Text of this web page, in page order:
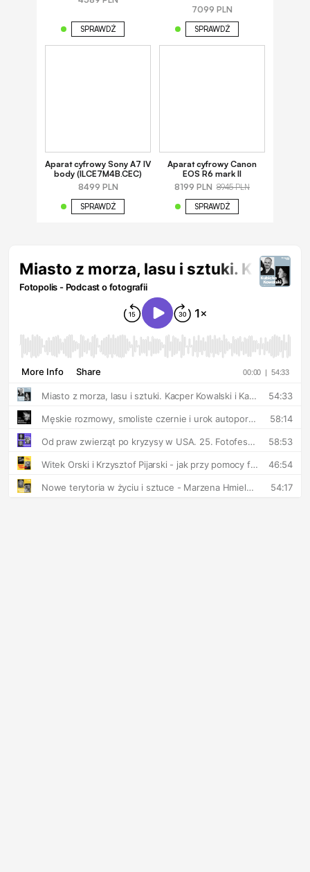
SPRAWDŹ
7099 PLN
SPRAWDŹ
Aparat cyfrowy Sony A7 IV
body (ILCE7M4B.CEC)
8499 PLN
SPRAWDŹ
Aparat cyfrowy Canon
EOS R6 mark II
8199 PLN 8945 PLN
SPRAWDŹ